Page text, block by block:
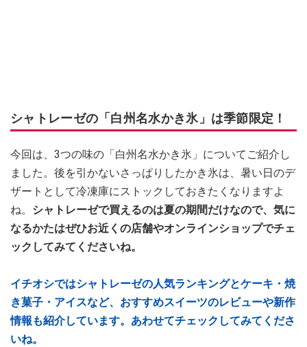
シャトレーゼの「白州名水かき氷」は季節限定！
今回は、3つの味の「白州名水かき氷」についてご紹介し
ました。後を引かないさっぱりしたかき氷は、暑い日のデ
ザートとして冷凍庫にストックしておきたくなりますよ
ね。 シャトレーゼで買えるのは夏の期間だけなので、気に
なるかたはぜひお近くの店舗やオンラインショップでチェ
ックしてみてくださいね。
イチオシではシャトレーゼの人気ランキングとケーキ・焼
き菓子・アイスなど、おすすめスイーツのレビューや新作
情報も紹介しています。あわせてチェックしてみてくださ
いね。